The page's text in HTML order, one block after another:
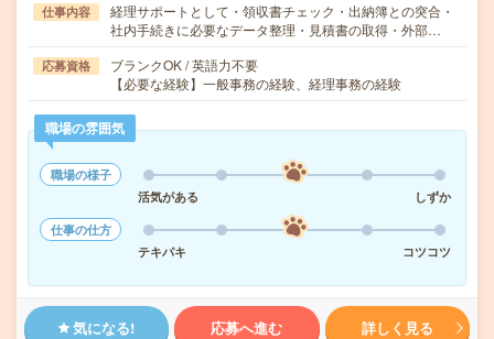
仕事内容
経理サポートとして・領収書チェック・出納簿との突合・
社内手続きに必要なデータ整理・見積書の取得・外部…
応募資格
ブランクOK / 英語力不要
【必要な経験】一般事務の経験、経理事務の経験
職場の雰囲気
職場の様子
活気がある
しずか
仕事の仕方
テキパキ
コツコツ
気になる! 応募へ進む 詳しく見る